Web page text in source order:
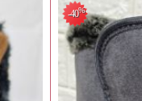
-40%